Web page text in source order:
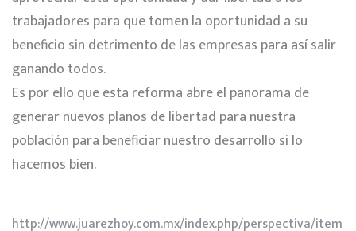
trabajadores para que tomen la oportunidad a su
beneficio sin detrimento de las empresas para así salir
ganando todos.
Es por ello que esta reforma abre el panorama de
generar nuevos planos de libertad para nuestra
población para beneficiar nuestro desarrollo si lo
hacemos bien.
http://www.juarezhoy.com.mx/index.php/perspectiva/item